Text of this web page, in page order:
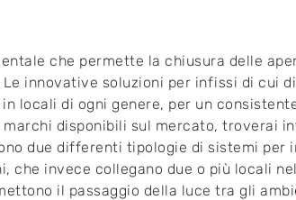
che permette la chiusura delle
innovative soluzioni per infissi di cui
locali di ogni genere, per un
disponibili sul mercato, troverai
due differenti tipologie di sistemi per
che invece collegano due o più locali
il passaggio della luce tra gli